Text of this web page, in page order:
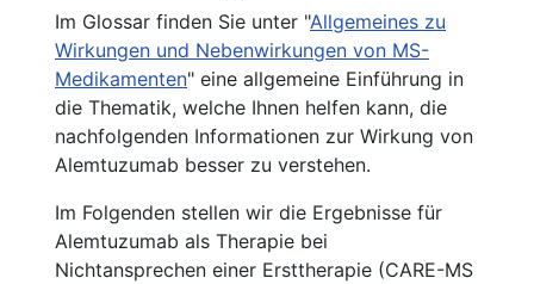
Im Glossar finden Sie unter "Allgemeines zu
Wirkungen und Nebenwirkungen von MS-
Medikamenten" eine allgemeine Einführung in
die Thematik, welche Ihnen helfen kann, die
nachfolgenden Informationen zur Wirkung von
Alemtuzumab besser zu verstehen.
Im Folgenden stellen wir die Ergebnisse für
Alemtuzumab als Therapie bei
Nichtansprechen einer Ersttherapie (CARE-­MS